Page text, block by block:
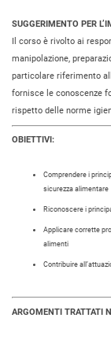
SUGGERIMENTO PER
Il corso è rivolto ai
manipolazione,
particolare riferimento
fornisce le conoscenze
rispetto delle norme
OBIETTIVI:
Comprendere i
sicurezza alimentare
Riconoscere i
Applicare corrette
alimenti
Contribuire
ARGOMENTI TRATTATI